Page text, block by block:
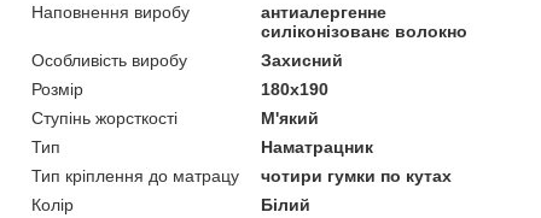
Наповнення виробу
антиалергенне
силіконізованє волокно
Особливість виробу
Захисний
Розмір
180x190
Ступінь жорсткості
М'який
Тип
Наматрацник
Тип кріплення до матрацу
чотири гумки по кутах
Колір
Білий